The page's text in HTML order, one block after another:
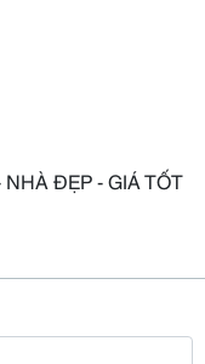
ĐẸP - GIÁ TỐT